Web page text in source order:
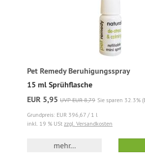
Pet Remedy Beruhigungsspray
15 ml Sprühflasche
EUR 5,95 UVP EUR 8,79 Sie sparen 32.3%
Grundpreis: EUR 396,67 / 1 l
inkl. 19 % USt zzgl. Versandkosten
mehr...